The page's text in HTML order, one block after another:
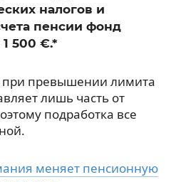
налогов и
пенсии фонд
500 €.*
превышении лимита
лишь часть от
подработка все
меняет пенсионную